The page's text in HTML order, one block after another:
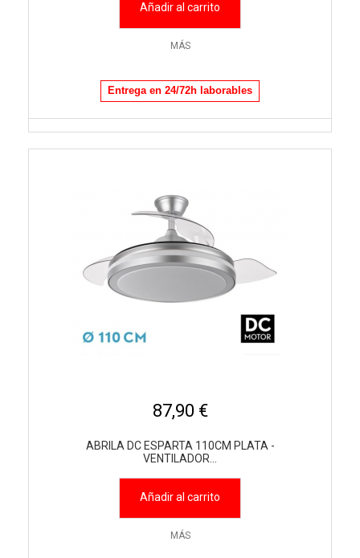
Añadir al carrito
MÁS
Entrega en 24/72h laborables
87,90 €
ABRILA DC ESPARTA 110CM PLATA -
VENTILADOR...
Añadir al carrito
MÁS